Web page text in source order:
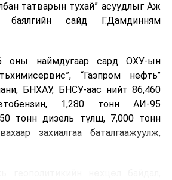
татварын тухай” асуудлыг Аж
баялгийн сайд Г.Дамдинням
оны наймдугаар сард ОХУ-ын
“Газпром нефть”
БНХАУ, БНСУ-аас нийт 86,460
1,280 тонн АИ-95
тонн дизель түлш, 7,000 тонн
захиалгаа баталгаажуулж,